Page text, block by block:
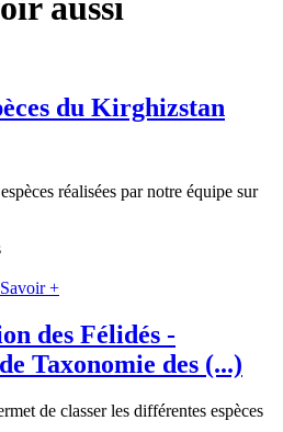
du Kirghizstan
réalisées par notre équipe sur
+
des Félidés -
Taxonomie des (...)
de classer les différentes espèces